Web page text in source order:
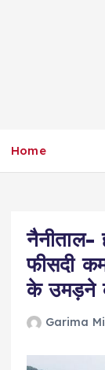
Home
फीसदी
के उमड़ने
Garima